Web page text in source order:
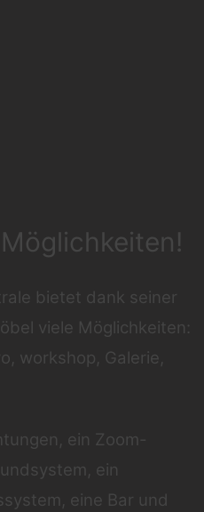
bietet dank seiner
viele Möglichkeiten:
workshop, Galerie,
ein Zoom-
ein
eine Bar und